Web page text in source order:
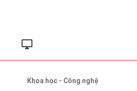
Khoa học - Công nghệ